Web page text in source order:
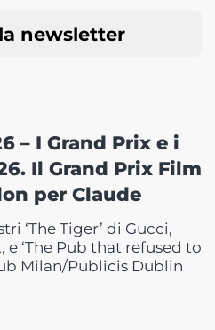
newsletter
– I Grand Prix e i
Il Grand Prix Film
per Claude
‘The Tiger’ di Gucci,
‘The Pub that refused to
Milan/Publicis Dublin